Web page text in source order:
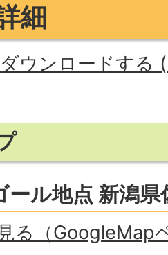
細
ウンロードする
ール地点 新潟
る（GoogleMap